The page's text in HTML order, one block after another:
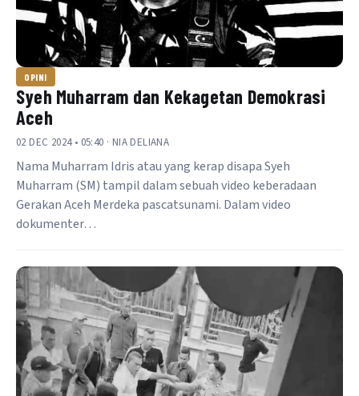
OPINI
Syeh Muharram dan Kekagetan Demokrasi
Aceh
02 DEC 2024 • 05:40 · NIA DELIANA
Nama Muharram Idris atau yang kerap disapa Syeh
Muharram (SM) tampil dalam sebuah video keberadaan
Gerakan Aceh Merdeka pascatsunami. Dalam video
dokumenter…